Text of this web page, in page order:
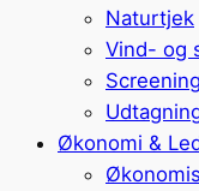
Naturtjek
Vind- og
Økonomi &